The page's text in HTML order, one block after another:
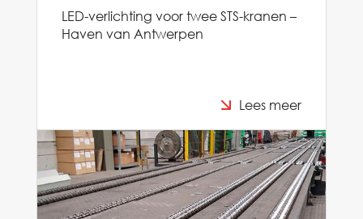
LED-verlichting voor twee STS-kranen –
Haven van Antwerpen
Lees meer